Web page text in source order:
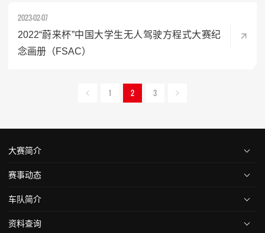
2023-02-07
2022“蔚来杯”中国大学生无人驾驶方程式大赛纪
念画册（FSAC）
1 2 3
大赛简介
赛事动态
车队简介
资料查询